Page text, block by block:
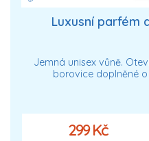
Luxusní parfém
Jemná unisex vůně.
borovice doplněné
299 Kč